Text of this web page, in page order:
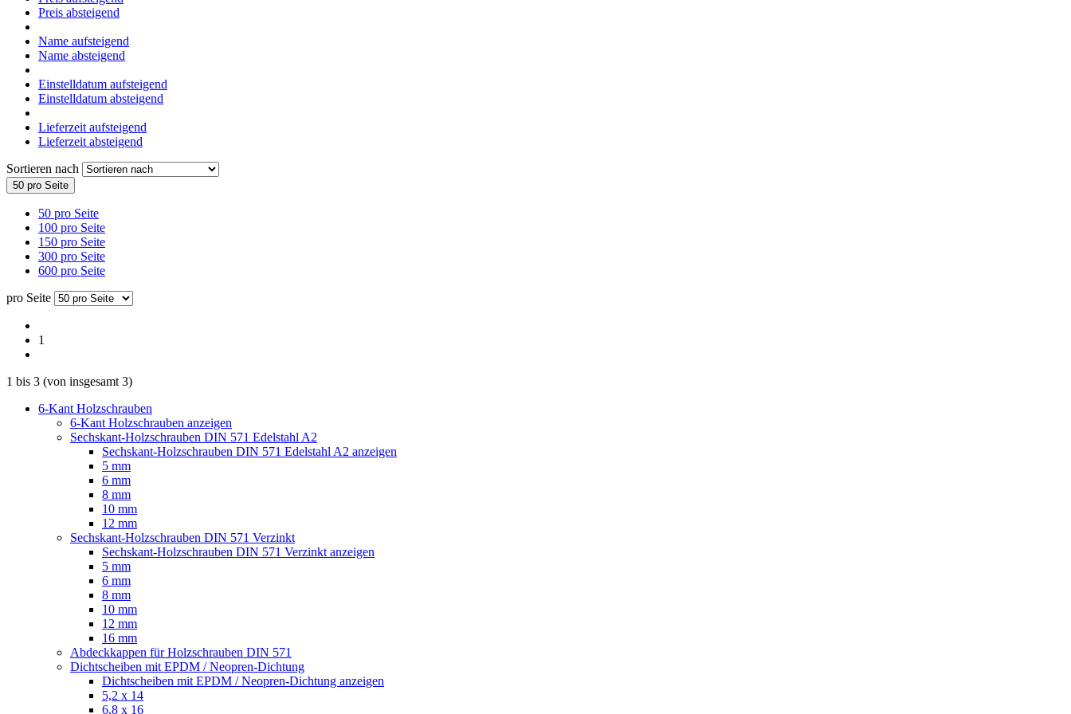
Preis absteigend
Name aufsteigend
Name absteigend
Einstelldatum aufsteigend
Einstelldatum absteigend
Lieferzeit aufsteigend
Lieferzeit absteigend
Sortieren nach
50 pro Seite
50 pro Seite
100 pro Seite
150 pro Seite
300 pro Seite
600 pro Seite
pro Seite
1
1 bis 3 (von insgesamt 3)
6-Kant Holzschrauben
6-Kant Holzschrauben anzeigen
Sechskant-Holzschrauben DIN 571 Edelstahl A2
Sechskant-Holzschrauben DIN 571 Edelstahl A2 anzeigen
5 mm
6 mm
8 mm
10 mm
12 mm
Sechskant-Holzschrauben DIN 571 Verzinkt
Sechskant-Holzschrauben DIN 571 Verzinkt anzeigen
5 mm
6 mm
8 mm
10 mm
12 mm
16 mm
Abdeckkappen für Holzschrauben DIN 571
Dichtscheiben mit EPDM / Neopren-Dichtung
Dichtscheiben mit EPDM / Neopren-Dichtung anzeigen
5,2 x 14
6,8 x 16